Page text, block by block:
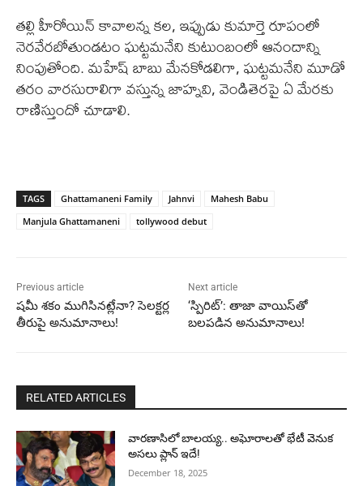
తల్లి హీరోయిన్ కావాలన్న కల, ఇప్పుడు కుమార్తె రూపంలో
నెరవేరబోతుండటం ఘట్టమనేని కుటుంబంలో ఆనందాన్ని
నింపుతోంది. మహేష్ బాబు మేనకోడలిగా, ఘట్టమనేని మూడో
తరం వారసురాలిగా వస్తున్న జాహ్నవి, వెండితెరపై ఏ మేరకు
రాణిస్తుందో చూడాలి.
TAGS Ghattamaneni Family Jahnvi
Mahesh Babu
Manjula Ghattamaneni
tollywood debut
Previous article
షమీ శకం ముగిసినట్లేనా? సెలక్టర్ల
తీరుపై అనుమానాలు!
Next article
‘స్పిరిట్’: తాజా వాయిస్‌తో
బలపడిన అనుమానాలు!
RELATED ARTICLES
వారణాసిలో బాలయ్య.. అఘోరాలతో భేటీ వెనుక
అసలు ప్లాన్ ఇదే!
December 18, 2025